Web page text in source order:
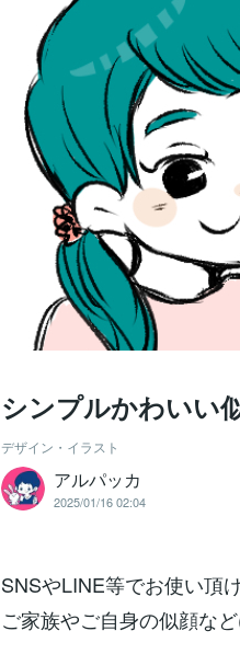
シンプルかわいい
デザイン・イラスト
アルパッカ
2025/01/16 02:04
SNSやLINE等でお使い頂
ご家族やご自身の似顔な